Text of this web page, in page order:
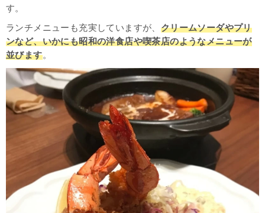
す。
ランチメニューも充実していますが、 クリームソーダやプリ
ンなど、いかにも昭和の洋食店や喫茶店のようなメニューが
並びます。